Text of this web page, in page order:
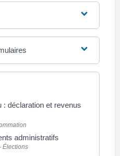
: déclaration et revenus
administratifs
Élections